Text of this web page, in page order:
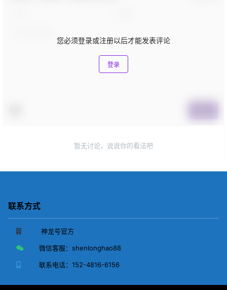
您必须登录或注册以后才能发表评论
登录
暂无讨论，说说你的看法吧
联系方式
神龙号官方
微信客服： shenlonghao88
联系电话： 152-4816-6156